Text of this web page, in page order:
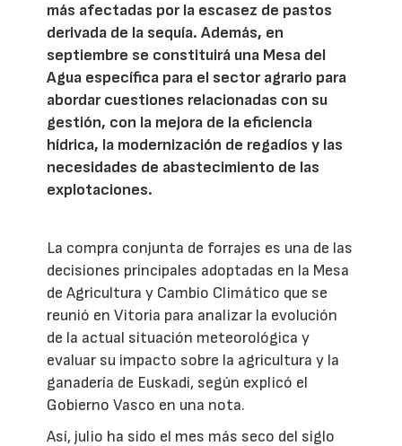
más afectadas por la escasez de pastos
derivada de la sequía. Además, en
septiembre se constituirá una Mesa del
Agua específica para el sector agrario para
abordar cuestiones relacionadas con su
gestión, con la mejora de la eficiencia
hídrica, la modernización de regadíos y las
necesidades de abastecimiento de las
explotaciones.
La compra conjunta de forrajes es una de las
decisiones principales adoptadas en la Mesa
de Agricultura y Cambio Climático que se
reunió en Vitoria para analizar la evolución
de la actual situación meteorológica y
evaluar su impacto sobre la agricultura y la
ganadería de Euskadi, según explicó el
Gobierno Vasco en una nota.
Así, julio ha sido el mes más seco del siglo